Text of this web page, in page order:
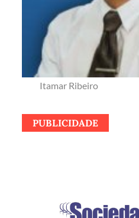
Itamar Ribeiro
PUBLICIDADE